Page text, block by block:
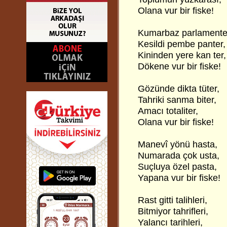
Olana vur bir fiske!
Kumarbaz
Kesildi pembe panter,
Kininden yere kan ter,
Dökene vur bir fiske!
Gözünde dikta tüter,
Tahriki sanma biter,
Amacı totaliter,
Olana vur bir fiske!
Manevî yönü hasta,
Numarada çok usta,
Suçluya özel pasta,
Yapana vur bir fiske!
Rast gitti talihleri,
Bitmiyor tahrifleri,
Yalancı tarihleri,